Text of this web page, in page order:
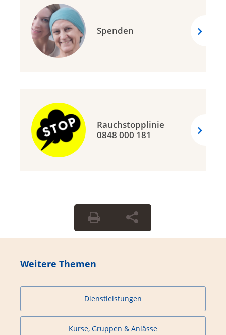
Spenden
Rauchstopplinie
0848 000 181
Weitere Themen
Dienstleistungen
Kurse, Gruppen & Anlässe